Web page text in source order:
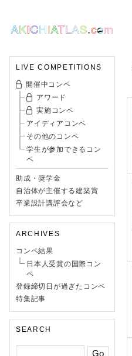
LIVE COMPETITIONS
開催中コンペ
アワード
実施コンペ
アイディアコンペ
その他のコンペ
学生が参加できるコン
ペ
助成・奨学金
自治体が主催する建築賞
卒業設計講評会など
ARCHIVES
コンペ結果
日本人受賞の国際コン
ペ
登録締切日が過ぎたコンペ
特集記事
SEARCH